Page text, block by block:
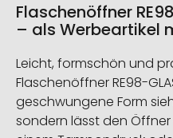
Flaschenöffner
– als Werbeartikel
Leicht, formschön und
Flaschenöffner RE98-
geschwungene Form
sondern lässt den